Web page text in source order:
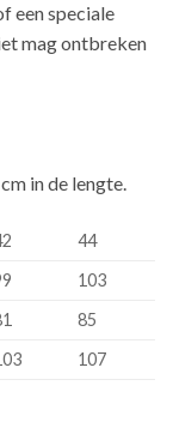
een speciale
mag ontbreken
in de lengte.
44
103
85
107